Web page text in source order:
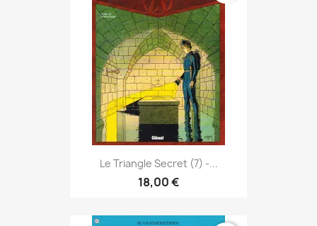
Le Triangle Secret (7) -...
18,00 €